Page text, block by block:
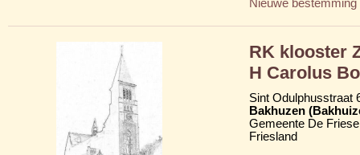
Nieuwe bestemming
RK klooster
H Carolus
Sint Odulphusstraat
Bakhuzen
Gemeente De
Friesland